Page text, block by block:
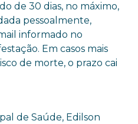
de 30 dias, no máximo,
pessoalmente,
informado no
Em casos mais
de morte, o prazo cai
de Saúde, Edilson